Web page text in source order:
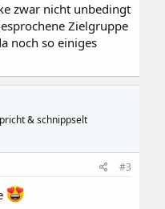
zwar nicht unbedingt
Zielgruppe
noch so einiges
& schnippselt
#3